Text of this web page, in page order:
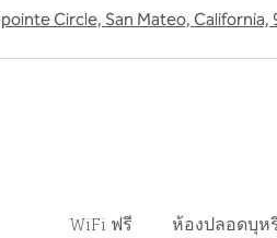
Circle, San Mateo, California,
WiFi ฟรี ห้องปลอดบุห